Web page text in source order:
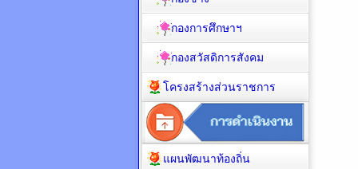
กองการศึกษาฯ
กองสวัสดิการสังคม
โครงสร้างส่วนราชการ
แผนพัฒนาท้องถิ่น